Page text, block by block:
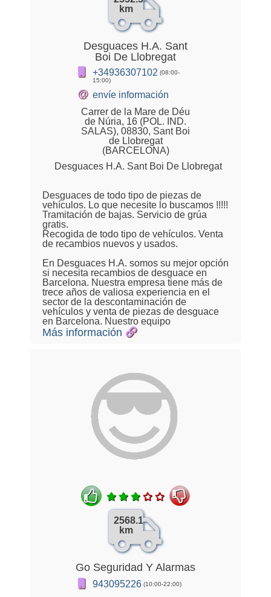
km
Desguaces H.A. Sant
Boi De Llobregat
+34936307102 (08:00-
15:00)
@ envíe información
Carrer de la Mare de Déu
de Núria, 16 (POL. IND.
SALAS), 08830, Sant Boi
de Llobregat
(BARCELONA)
Desguaces H.A. Sant Boi De Llobregat
Desguaces de todo tipo de piezas de
vehículos. Lo que necesite lo buscamos !!!!!
Tramitación de bajas. Servicio de grúa
gratis.
Recogida de todo tipo de vehículos. Venta
de recambios nuevos y usados.
En Desguaces H.A. somos su mejor opción
si necesita recambios de desguace en
Barcelona. Nuestra empresa tiene más de
trece años de valiosa experiencia en el
sector de la descontaminación de
vehículos y venta de piezas de desguace
en Barcelona. Nuestro equipo
Más información
2568.1
km
Go Seguridad Y Alarmas
943095226 (10:00-22:00)